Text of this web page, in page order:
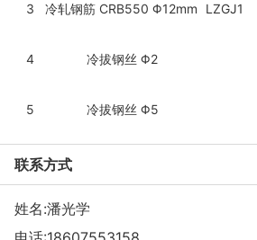
LZGJ1
3 冷轧钢筋 CRB550 Φ12mm
4 冷拔钢丝 Φ2
5 冷拔钢丝 Φ5
联系方式
姓名:潘光学